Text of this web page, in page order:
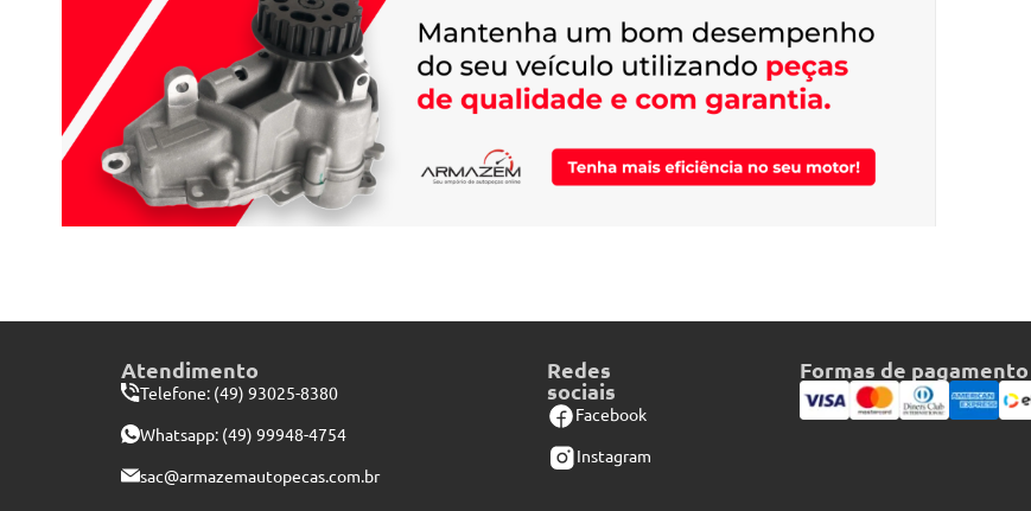
Atendimento
Telefone: (49) 93025-8380
Whatsapp: (49) 99948-4754
sac@armazemautopecas.com.br
Redes
sociais
Facebook
Instagram
Formas de pagamento